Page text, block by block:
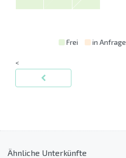
Frei in Anfrage
<
Ähnliche Unterkünfte